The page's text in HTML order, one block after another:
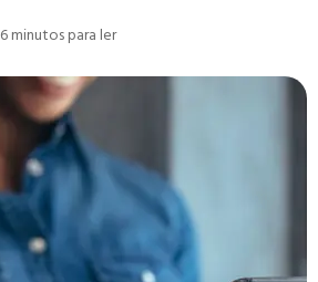
6minutos para ler